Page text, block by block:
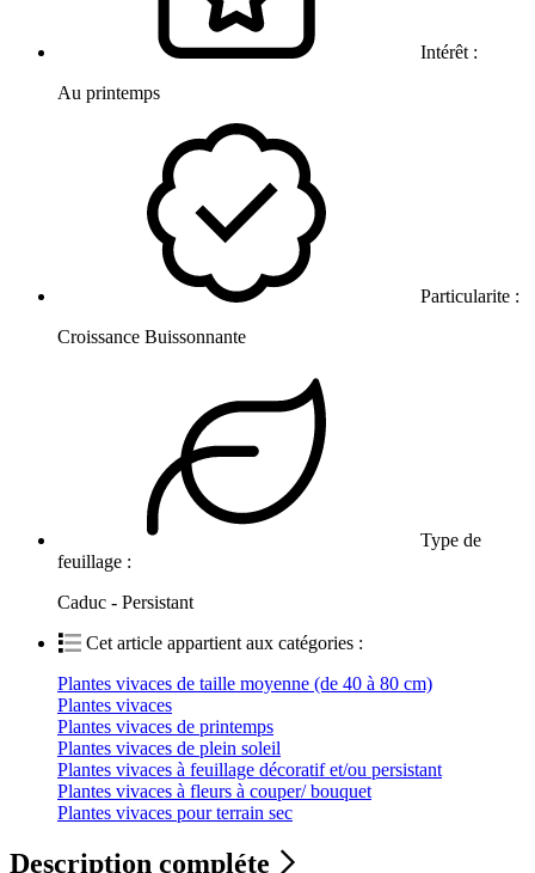
Intérêt :
Au printemps
Particularite :
Croissance Buissonnante
Type de
feuillage :
Caduc - Persistant
Cet article appartient aux catégories :
Plantes vivaces de taille moyenne (de 40 à 80 cm)
Plantes vivaces
Plantes vivaces de printemps
Plantes vivaces de plein soleil
Plantes vivaces à feuillage décoratif et/ou persistant
Plantes vivaces à fleurs à couper/ bouquet
Plantes vivaces pour terrain sec
Description compléte